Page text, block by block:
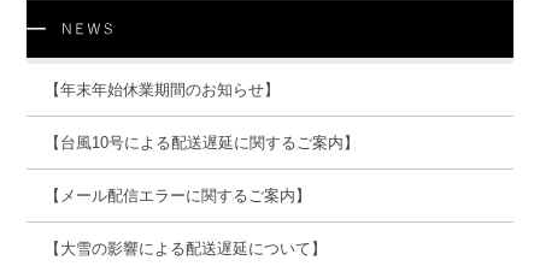
【年末年始休業期間のお知らせ】
【台風10号による配送遅延に関するご案内】
【メール配信エラーに関するご案内】
【大雪の影響による配送遅延について】